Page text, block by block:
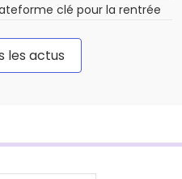
clé pour la rentrée
les actus